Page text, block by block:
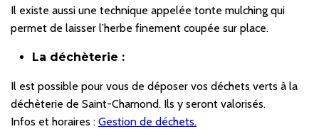
Il existe aussi une technique appelée tonte mulching qui
permet de laisser l’herbe finement coupée sur place.
La déchèterie :
Il est possible pour vous de déposer vos déchets verts à la
déchèterie de Saint-Chamond. Ils y seront valorisés.
Infos et horaires : Gestion de déchets.